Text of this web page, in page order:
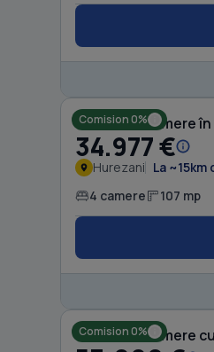
Comision 0%
Casă cu 4 camere
34.977 €
Hurezani La
4 camere 107 mp
Comision 0%
Casă cu 4 camere